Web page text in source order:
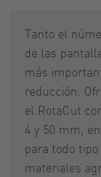
Tanto el
de las
más
reducción.
el RotaCut
4 y 50 mm,
para todo
materiales